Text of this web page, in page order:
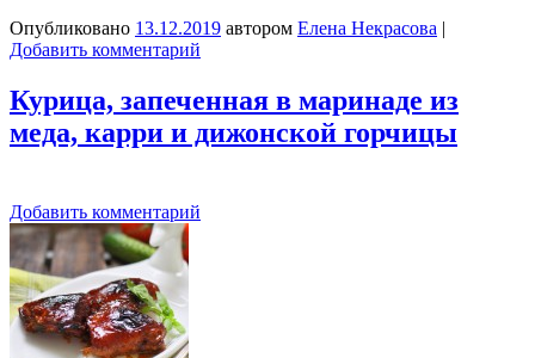
Опубликовано 13.12.2019 автором Елена Некрасова |
Добавить комментарий
Курица, запеченная в маринаде из
меда, карри и дижонской горчицы
Добавить комментарий